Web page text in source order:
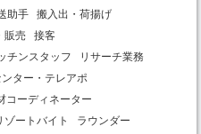
助手
搬入出・荷揚げ
販売
接客
チンスタッフ
リサーチ業務
ンター・テレアポ
コーディネーター
ゾートバイト
ラウンダー